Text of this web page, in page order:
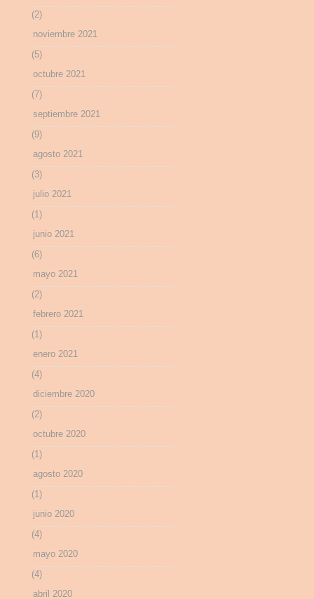
(2)
noviembre 2021
(5)
octubre 2021
(7)
septiembre 2021
(9)
agosto 2021
(3)
julio 2021
(1)
junio 2021
(6)
mayo 2021
(2)
febrero 2021
(1)
enero 2021
(4)
diciembre 2020
(2)
octubre 2020
(1)
agosto 2020
(1)
junio 2020
(4)
mayo 2020
(4)
abril 2020